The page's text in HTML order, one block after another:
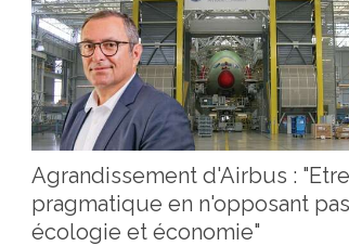
Agrandissement d'Airbus : "Etre
pragmatique en n'opposant pas
écologie et économie"